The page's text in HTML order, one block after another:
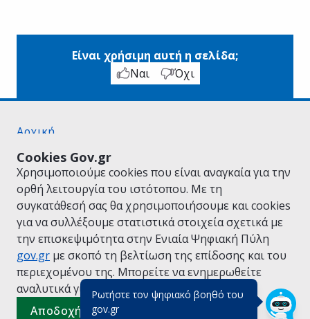
Ρωτήστε τον ψηφιακό βοηθό του
gov.gr(πάτησε για κλείσιμο)
Cookies Gov.gr
Χρησιμοποιούμε cookies που είναι αναγκαία για την
ορθή λειτουργία του ιστότοπου. Με τη
συγκατάθεσή σας θα χρησιμοποιήσουμε και cookies
για να συλλέξουμε στατιστικά στοιχεία σχετικά με
την επισκεψιμότητα στην Ενιαία Ψηφιακή Πύλη
gov.gr με σκοπό τη βελτίωση της επίδοσης και του
περιεχομένου της. Μπορείτε να ενημερωθείτε
αναλυτικά για την Πολιτική Cookies.
Αποδοχή όλων
Είναι χρήσιμη αυτή η σελίδα;
Ναι
Όχι
Αρχική
Όροι Χρήσης
Πολιτική Απορρήτου
Δήλωση προσβασιμότητας
Πολιτική cookies
Προτάσεις για το gov.gr
Υλοποίηση από το Υπουργείο Ψηφιακής
Διακυβέρνησης
Ελληνικά |Αγγλικά